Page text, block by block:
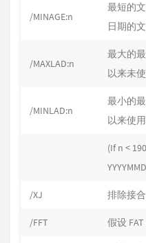
/MINAGE:n
最短的
日期的
/MAXLAD:n
最大的
以来未
/MINLAD:n
最小的
以来使
(If n <
/XJ 排除接
/FFT 假设